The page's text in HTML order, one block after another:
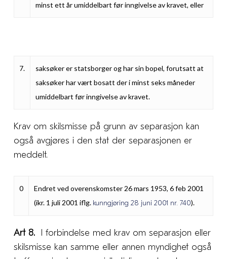
minst ett år umiddelbart før inngivelse av kravet, eller
7.
saksøker er statsborger og har sin bopel, forutsatt at
saksøker har vært bosatt der i minst seks måneder
umiddelbart før inngivelse av kravet.
Krav om skilsmisse på grunn av separasjon kan
også avgjøres i den stat der separasjonen er
meddelt.
0
Endret ved overenskomster 26 mars 1953, 6 feb 2001
(ikr. 1 juli 2001 iflg. kunngjøring 28 juni 2001 nr. 740).
Art 8.I forbindelse med krav om separasjon eller
skilsmisse kan samme eller annen myndighet også